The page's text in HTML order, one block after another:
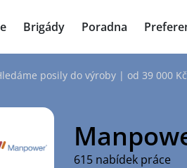
Brigády Poradna
posily do výroby | od 39 000
615 nabídek práce